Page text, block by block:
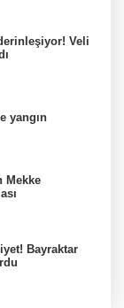
Veli
yangın
Mekke
Bayraktar